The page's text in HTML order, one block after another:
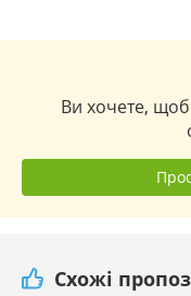
Ви хочете,
Схожі